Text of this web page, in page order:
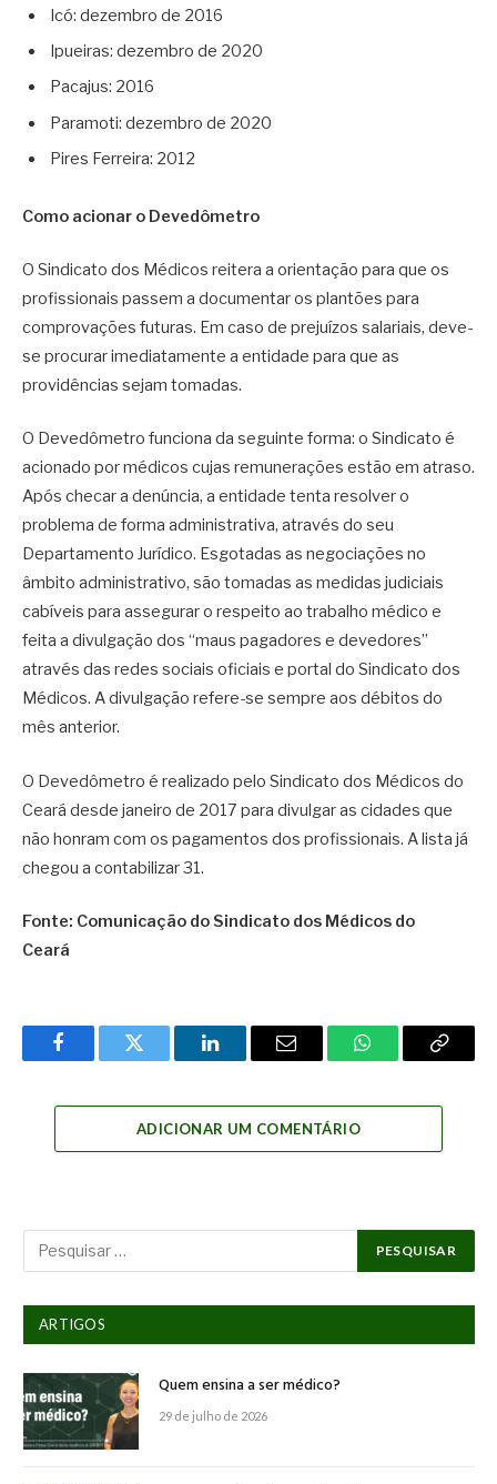
Icó: dezembro de 2016
Ipueiras: dezembro de 2020
Pacajus: 2016
Paramoti: dezembro de 2020
Pires Ferreira: 2012
Como acionar o Devedômetro
O Sindicato dos Médicos reitera a orientação para que os
profissionais passem a documentar os plantões para
comprovações futuras. Em caso de prejuízos salariais, deve-
se procurar imediatamente a entidade para que as
providências sejam tomadas.
O Devedômetro funciona da seguinte forma: o Sindicato é
acionado por médicos cujas remunerações estão em atraso.
Após checar a denúncia, a entidade tenta resolver o
problema de forma administrativa, através do seu
Departamento Jurídico. Esgotadas as negociações no
âmbito administrativo, são tomadas as medidas judiciais
cabíveis para assegurar o respeito ao trabalho médico e
feita a divulgação dos “maus pagadores e devedores”
através das redes sociais oficiais e portal do Sindicato dos
Médicos. A divulgação refere-se sempre aos débitos do
mês anterior.
O Devedômetro é realizado pelo Sindicato dos Médicos do
Ceará desde janeiro de 2017 para divulgar as cidades que
não honram com os pagamentos dos profissionais. A lista já
chegou a contabilizar 31.
Fonte: Comunicação do Sindicato dos Médicos do
Ceará
FacebookTwitter LinkedInEmail WhatsAppCopy
ADICIONAR UM COMENTÁRIO
ARTIGOS
Quem ensina a ser médico?
29 de julho de 2026